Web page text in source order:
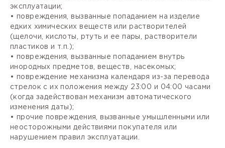
эксплуатации;
• повреждения, вызванные попаданием на изделие
едких химических веществ или растворителей
(щелочи, кислоты, ртуть и ее пары, растворители
пластиков и т.п.);
• повреждения, вызванные попаданием внутрь
инородных предметов, веществ, насекомых;
• повреждение механизма календаря из-за перевода
стрелок с их положения между 23:00 и 04:00 часами
(когда задействован механизм автоматического
изменения даты);
• прочие повреждения, вызванные умышленными или
неосторожными действиями покупателя или
нарушением правил эксплуатации.